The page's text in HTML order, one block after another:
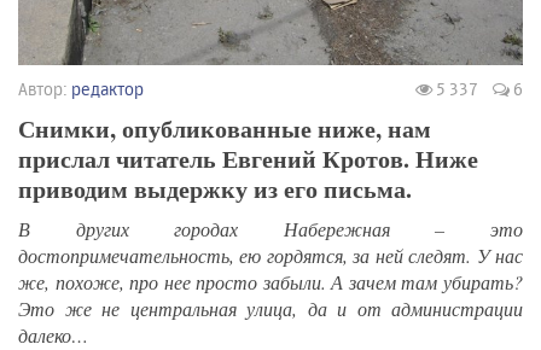
Автор: редактор 5 337 6
Снимки, опубликованные ниже, нам
прислал читатель Евгений Кротов. Ниже
приводим выдержку из его письма.
В других городах Набережная – это
достопримечательность, ею гордятся, за ней следят. У нас
же, похоже, про нее просто забыли. А зачем там убирать?
Это же не центральная улица, да и от администрации
далеко…